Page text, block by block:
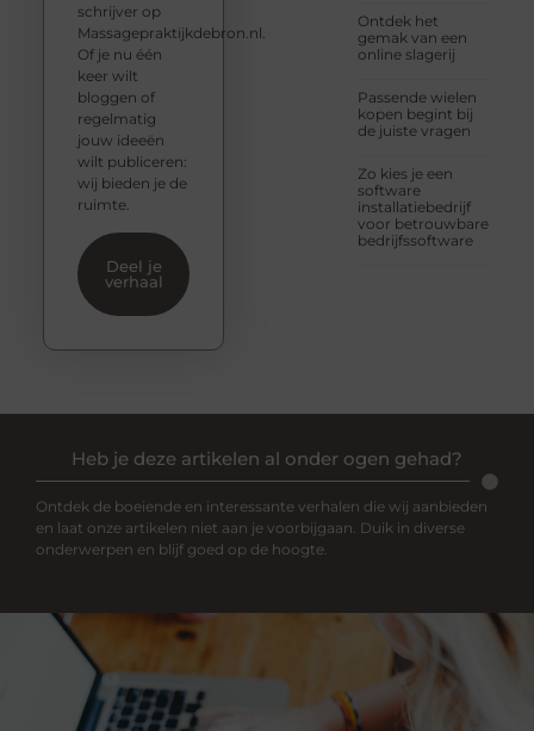
Ontdek het
gemak van een
online slagerij
Passende wielen
kopen begint bij
de juiste vragen
Zo kies je een
software
installatiebedrijf
voor betrouwbare
bedrijfssoftware
schrijver op
Massagepraktijkdebron.nl.
Of je nu één
keer wilt
bloggen of
regelmatig
jouw ideeën
wilt publiceren:
wij bieden je de
ruimte.
Deel je
verhaal
Heb je deze artikelen al onder ogen gehad?
Ontdek de boeiende en interessante verhalen die wij aanbieden
en laat onze artikelen niet aan je voorbijgaan. Duik in diverse
onderwerpen en blijf goed op de hoogte.